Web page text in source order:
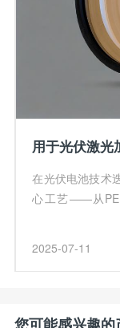
用于光伏激
在光伏电池技术
心工艺——从
杂，再到钙钛矿
硅材料的高吸
刀”。本文将解
2025-07-11